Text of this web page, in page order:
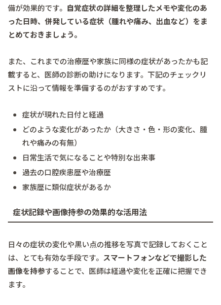
備が効果的です。 自覚症状の詳細を整理したメモや変化のあ
った日時、併発している症状（腫れや痛み、出血など）をま
とめておきましょう。
また、これまでの治療歴や家族に同様の症状があったかも記
載すると、医師の診断の助けになります。下記のチェックリ
ストに沿って情報を準備するのがおすすめです。
症状が現れた日付と経過
どのような変化があったか（大きさ・色・形の変化、腫
れや痛みの有無）
日常生活で気になることや特別な出来事
過去の口腔疾患歴や治療歴
家族歴に類似症状があるか
症状記録や画像持参の効果的な活用法
日々の症状の変化や黒い点の推移を写真で記録しておくこと
は、とても有効な手段です。 スマートフォンなどで撮影した
画像を持参することで、医師は経過や変化を正確に把握でき
ます。